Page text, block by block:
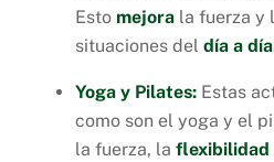
Esto mejora la fuerza y
situaciones deldía a
Yoga y Pilates: Estas
como son el yoga y el
la fuerza, laflexibilidad